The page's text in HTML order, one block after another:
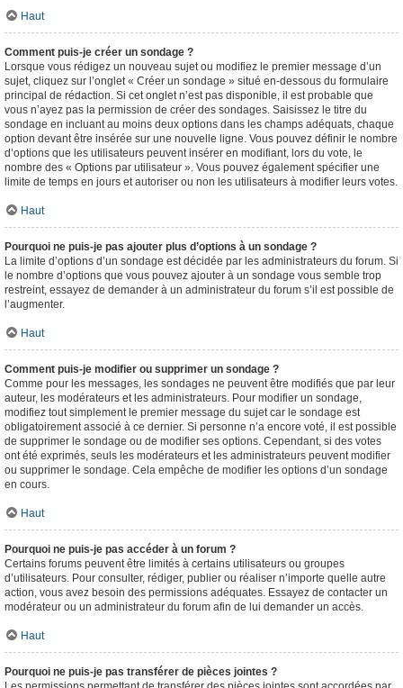
Haut
Comment puis-je créer un sondage ?
Lorsque vous rédigez un nouveau sujet ou modifiez le premier message d’un
sujet, cliquez sur l’onglet « Créer un sondage » situé en-dessous du formulaire
principal de rédaction. Si cet onglet n’est pas disponible, il est probable que
vous n’ayez pas la permission de créer des sondages. Saisissez le titre du
sondage en incluant au moins deux options dans les champs adéquats, chaque
option devant être insérée sur une nouvelle ligne. Vous pouvez définir le nombre
d’options que les utilisateurs peuvent insérer en modifiant, lors du vote, le
nombre des « Options par utilisateur ». Vous pouvez également spécifier une
limite de temps en jours et autoriser ou non les utilisateurs à modifier leurs votes.
Haut
Pourquoi ne puis-je pas ajouter plus d’options à un sondage ?
La limite d’options d’un sondage est décidée par les administrateurs du forum. Si
le nombre d’options que vous pouvez ajouter à un sondage vous semble trop
restreint, essayez de demander à un administrateur du forum s’il est possible de
l’augmenter.
Haut
Comment puis-je modifier ou supprimer un sondage ?
Comme pour les messages, les sondages ne peuvent être modifiés que par leur
auteur, les modérateurs et les administrateurs. Pour modifier un sondage,
modifiez tout simplement le premier message du sujet car le sondage est
obligatoirement associé à ce dernier. Si personne n’a encore voté, il est possible
de supprimer le sondage ou de modifier ses options. Cependant, si des votes
ont été exprimés, seuls les modérateurs et les administrateurs peuvent modifier
ou supprimer le sondage. Cela empêche de modifier les options d’un sondage
en cours.
Haut
Pourquoi ne puis-je pas accéder à un forum ?
Certains forums peuvent être limités à certains utilisateurs ou groupes
d’utilisateurs. Pour consulter, rédiger, publier ou réaliser n’importe quelle autre
action, vous avez besoin des permissions adéquates. Essayez de contacter un
modérateur ou un administrateur du forum afin de lui demander un accès.
Haut
Pourquoi ne puis-je pas transférer de pièces jointes ?